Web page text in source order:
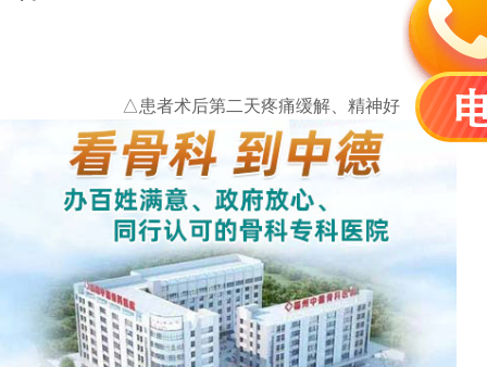
△患者术后第二天疼痛缓解、精神好